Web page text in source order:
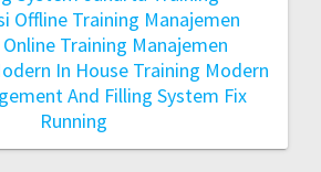
Offline Training Manajemen
Training Manajemen
In House Training Modern
And Filling System Fix
Running